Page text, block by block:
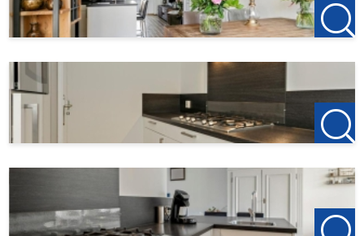
Huur garage: € 125,- ( verplicht )
Borg: 2 maanden